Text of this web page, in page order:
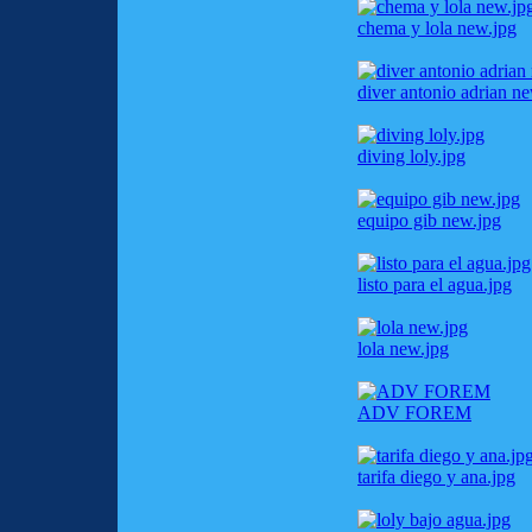
chema y lola new.jpg
diver antonio adrian
diving loly.jpg
equipo gib new.jpg
listo para el agua.jpg
lola new.jpg
ADV FOREM
tarifa diego y ana.jpg